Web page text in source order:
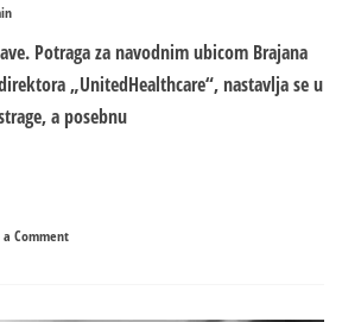
Potraga za navodnim ubicom Brajana
„UnitedHealthcare“, nastavlja se u
a posebnu
a Commenton